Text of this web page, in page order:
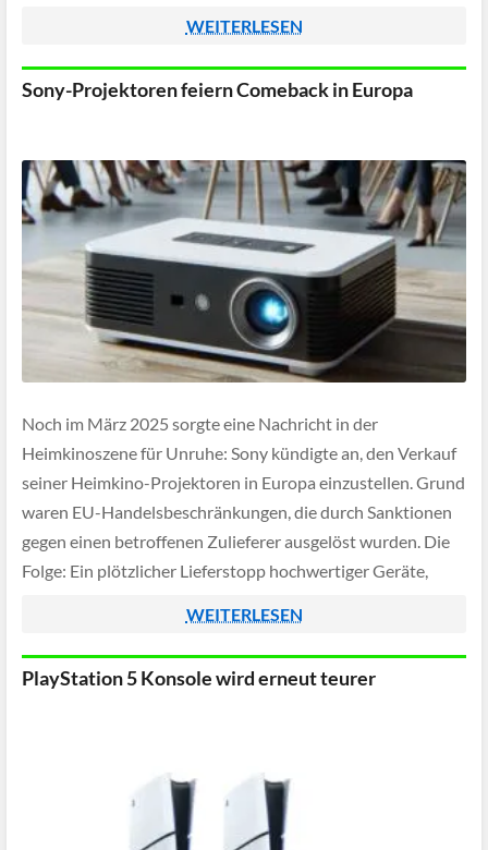
damit den Ablauf, nicht aber das Programm […]
WEITERLESEN
Sony-Projektoren feiern Comeback in Europa
Noch im März 2025 sorgte eine Nachricht in der
Heimkinoszene für Unruhe: Sony kündigte an, den Verkauf
seiner Heimkino-Projektoren in Europa einzustellen. Grund
waren EU-Handelsbeschränkungen, die durch Sanktionen
gegen einen betroffenen Zulieferer ausgelöst wurden. Die
Folge: Ein plötzlicher Lieferstopp hochwertiger Geräte,
Enthusiasten sahen sich gezwungen, auf Alternativen
auszuweichen.
WEITERLESEN
PlayStation 5 Konsole wird erneut teurer